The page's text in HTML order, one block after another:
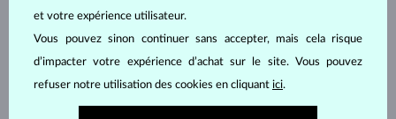
et votre expérience utilisateur.
Vous pouvez sinon continuer sans accepter, mais cela risque
d’impacter votre expérience d’achat sur le site. Vous pouvez
refuser notre utilisation des cookies en cliquant ici.